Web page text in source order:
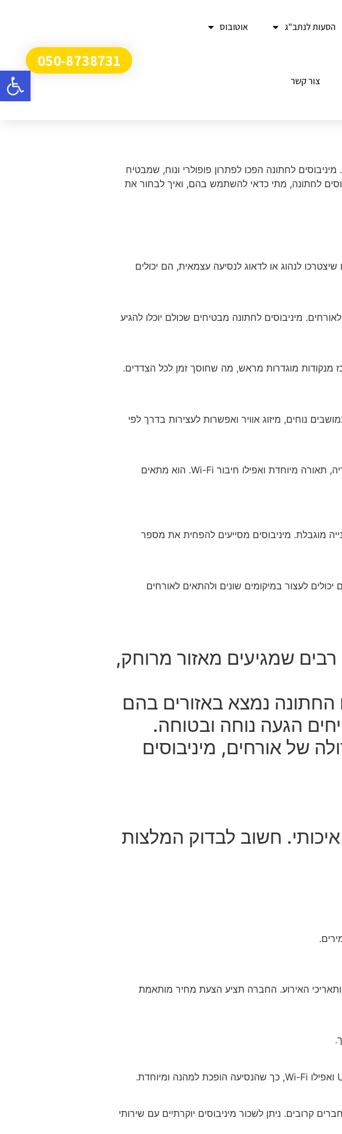
הסעות לנתב"ג אוטובוס
צור קשר
050-8738731
לחתונה הפכו לפתרון פופולרי ונוח, שמבטיח
לחתונה, מתי כדאי להשתמש בהם, ואיך לבחור את
לנהוג או לדאוג לנסיעה עצמאית, הם יכולים
מיניבוסים לחתונה מבטיחים שכולם יוכלו להגיע
מנקודות מוגדרות מראש, מה שחוסך זמן לכל הצדדים.
של עד 20-30 נוסעים. הם מצוידים במושבים נוחים, מיזוג אוויר ואפשרות לעצירות בדרך לפי
למי שמחפש חוויה יוקרתית יותר, מיניבוס VIP כולל מושבים מעוצבים, מערכת מולטימדיה, תאורה מיוחדת ואפילו חיבור Wi-Fi. הוא מתאים
מוגבלת. מיניבוסים מסייעים להפחית את מספר
לעצור במיקומים שונים ולהתאים לאורחים
שמגיעים מאזור מרוחק,
החתונה נמצא באזורים בהם
הגעה נוחה ובטוחה.
של אורחים, מיניבוסים
חשוב לבדוק המלצות
האירוע. החברה תציע הצעת מחיר מותאמת
קרובים. ניתן לשכור מיניבוסים יוקרתיים עם שירותי